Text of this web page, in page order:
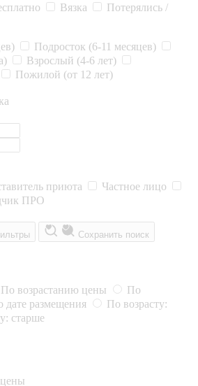
Вязка
Потерялись /
Подросток (6-11 месяцев)
Взрослый (4-6 лет)
Пожилой (от 12 лет)
приюта
Частное лицо
ПРО
Сохранить поиск
По возрастанию цены
По
дате размещения
По возрасту:
старше